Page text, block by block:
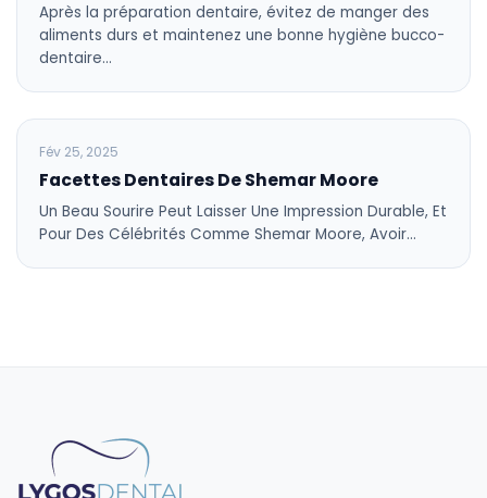
Après la préparation dentaire, évitez de manger des
aliments durs et maintenez une bonne hygiène bucco-
dentaire…
BLOG
Fév 25, 2025
Facettes Dentaires De Shemar Moore
Un Beau Sourire Peut Laisser Une Impression Durable, Et
Pour Des Célébrités Comme Shemar Moore, Avoir…